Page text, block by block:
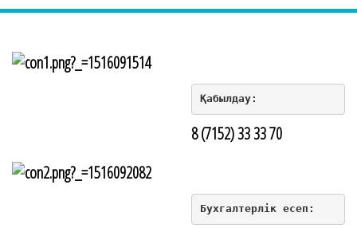
Қабылдау:
8 (7152) 33 33 70
Бухгалтерлік есеп: